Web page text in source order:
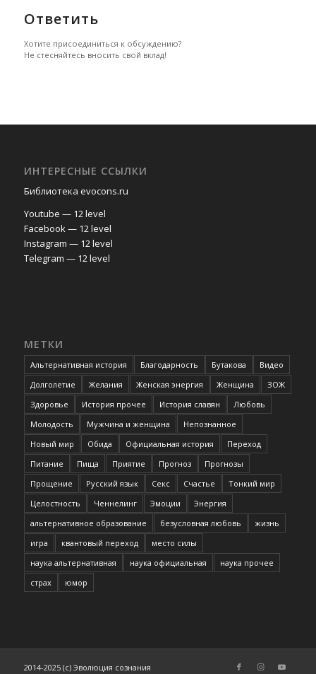
Ответить
Хотите присоединиться к обсуждению?
Не стесняйтесь вносить свой вклад!
ИНТЕРЕСНЫЕ ССЫЛКИ
Библиотека evocons.ru
Youtube — 12 level
Facebook — 12 level
Instagram — 12 level
Telegram — 12 level
МЕТКИ
Альтернативная история Благодарность Бутакова
Видео
Долголетие
Желания Женская энергия Женщина
ЗОЖ
Здоровье
История прочее История славян
Любовь
Молодость
Мужчина и женщина
Непознанное
Новый мир
Обида Официальная история
Переход
Питание
Пища Приятие Прогноз
Прогнозы
Прощение
Русский язык Секс Счастье
Тонкий мир
Целостность
Ченнелинг Эмоции
Энергия
альтернативное образование
безусловная любовь
жизнь
игра
квантовый переход
место силы
наука альтернативная
наука официальная
наука прочее
страх
юмор
2014-2025 (c) Эволюция сознания